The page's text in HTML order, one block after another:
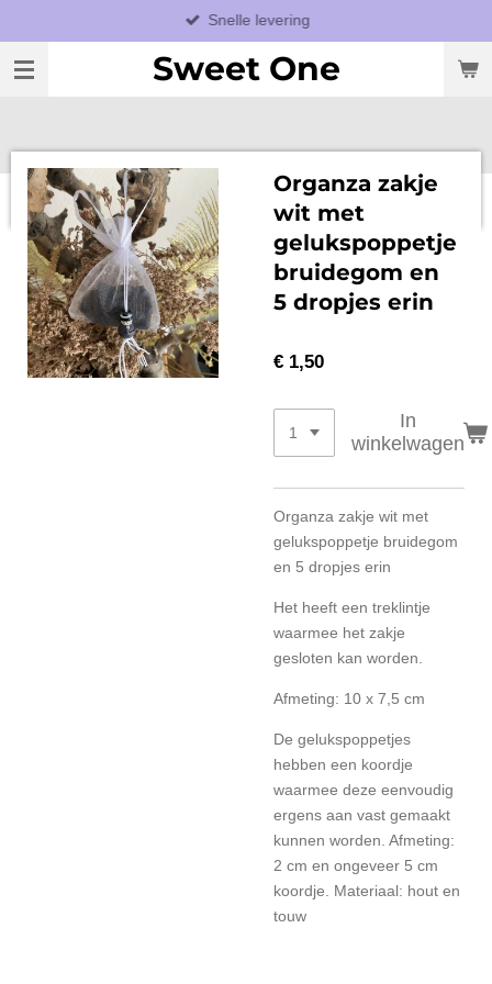
direct
naar
Sweet One
Snelle levering
Organza zakje
wit met
gelukspoppetje
bruidegom en
5 dropjes erin
€ 1,50
In
winkelwagen
Organza zakje wit met
gelukspoppetje bruidegom
en 5 dropjes erin
Het heeft een treklintje
waarmee het zakje
gesloten kan worden.
Afmeting: 10 x 7,5 cm
De gelukspoppetjes
hebben een koordje
waarmee deze eenvoudig
ergens aan vast gemaakt
kunnen worden. Afmeting:
2 cm en ongeveer 5 cm
koordje. Materiaal: hout en
touw